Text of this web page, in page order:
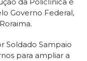
Governo Federal,
Soldado Sampaio
para ampliar a